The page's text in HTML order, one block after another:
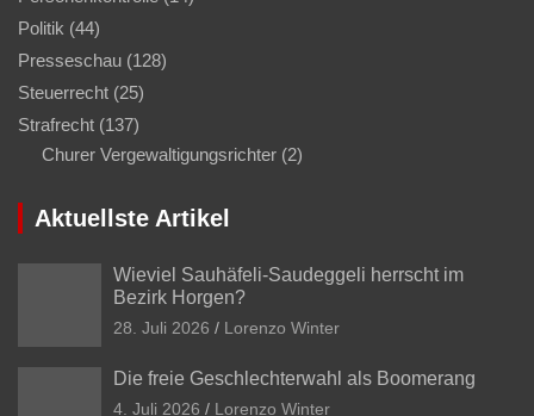
Politik (44)
Presseschau (128)
Steuerrecht (25)
Strafrecht (137)
Churer Vergewaltigungsrichter (2)
Aktuellste Artikel
Wieviel Sauhäfeli-Saudeggeli herrscht im
Bezirk Horgen?
28. Juli 2026 Lorenzo Winter
Die freie Geschlechterwahl als Boomerang
4. Juli 2026 Lorenzo Winter